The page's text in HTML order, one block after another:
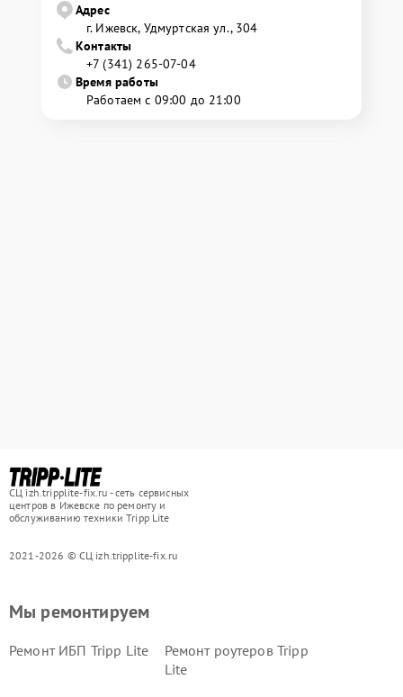
Адрес
г. Ижевск, Удмуртская ул., 304
Контакты
+7 (341) 265-07-04
Время работы
Работаем с 09:00 до 21:00
СЦ izh.tripplite-fix.ru - сеть сервисных
центров в Ижевске по ремонту и
обслуживанию техники Tripp Lite
2021-2026 © СЦ izh.tripplite-fix.ru
Мы ремонтируем
Ремонт ИБП Tripp Lite
Ремонт роутеров Tripp
Lite